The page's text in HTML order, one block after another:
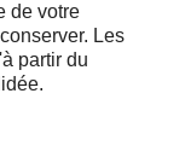
de votre
Les
partir du